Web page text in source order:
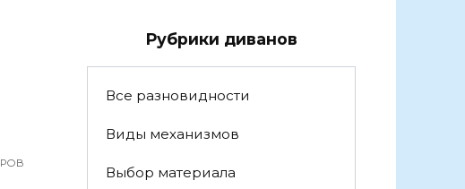
Рубрики диванов
Все разновидности
Виды механизмов
Выбор материала